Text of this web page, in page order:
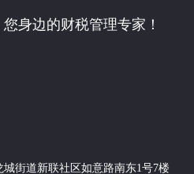
您身边的财税管理专家！
街道新联社区如意路南东1号7楼